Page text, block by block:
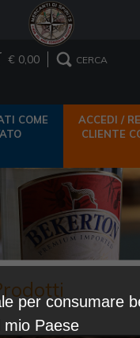
€ 0,00 CERCA
COME
ACCEDI /
CLIENTE
per consumare
mio Paese